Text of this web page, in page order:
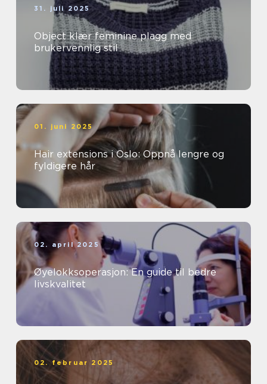
31. juli 2025
Object klær feminine plagg med
brukervennlig stil
01. juni 2025
Hair extensions i Oslo: Oppnå lengre og
fyldigere hår
02. april 2025
Øyelokksoperasjon: En guide til bedre
livskvalitet
02. februar 2025